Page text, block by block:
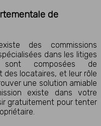
de
des commissions
dans les litiges
sont composées de
des locataires, et leur rôle
une solution amiable
existe dans votre
gratuitement pour tenter